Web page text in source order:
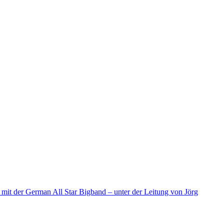
der German All Star Bigband – unter der Leitung von Jörg